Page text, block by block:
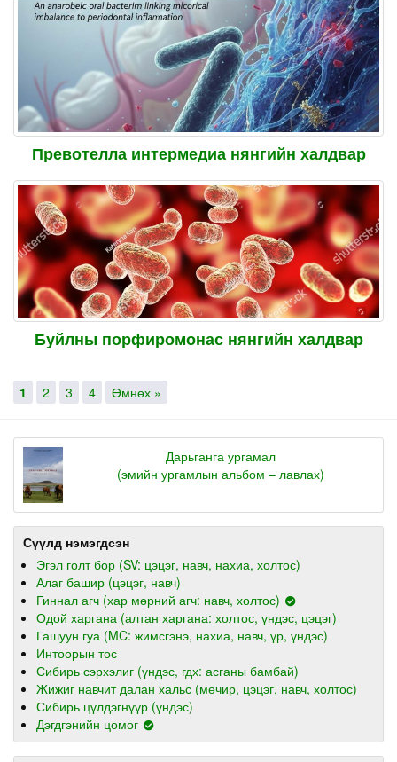
Превотелла интермедиа нянгийн халдвар
Буйлны порфиромонас нянгийн халдвар
1 2 3 4 Өмнөх »
Дарьганга ургамал
(эмийн ургамлын альбом – лавлах)
Сүүлд нэмэгдсэн
Эгэл голт бор (SV: цэцэг, навч, нахиа, холтос)
Алаг башир (цэцэг, навч)
Гиннал агч (хар мөрний агч: навч, холтос)
Одой харгана (алтан харгана: холтос, үндэс, цэцэг)
Гашуун гуа (MC: жимсгэнэ, нахиа, навч, үр, үндэс)
Интоорын тос
Сибирь сэрхэлиг (үндэс, гдх: асганы бамбай)
Жижиг навчит далан хальс (мөчир, цэцэг, навч, холтос)
Сибирь цүлдэгнүүр (үндэс)
Дэгдгэнийн цомог